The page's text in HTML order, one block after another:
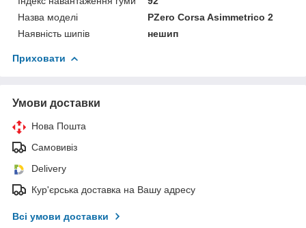
Назва моделі
PZero Corsa Asimmetrico 2
Наявність шипів
нешип
Приховати
Умови доставки
Нова Пошта
Самовивіз
Delivery
Кур'єрська доставка на Вашу адресу
Всі умови доставки